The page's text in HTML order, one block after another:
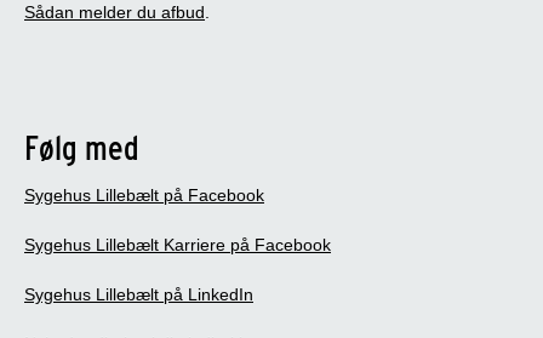
Sådan melder du afbud
Følg med
Sygehus Lillebælt på Facebook
Sygehus Lillebælt Karriere på Facebook
Sygehus Lillebælt på LinkedIn